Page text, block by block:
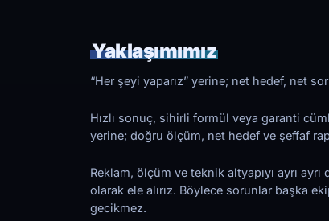
Yaklaşımımız
“Her şeyi yaparız” yerine; net hedef, net
Hızlı sonuç, sihirli formül veya garanti
yerine; doğru ölçüm, net hedef ve şeffaf
Reklam, ölçüm ve teknik altyapıyı ayrı
olarak ele alırız. Böylece sorunlar başka
gecikmez.